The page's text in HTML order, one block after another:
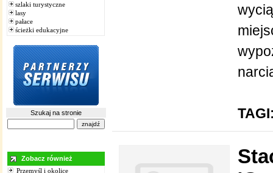
szlaki turystyczne
lasy
pałace
ścieżki edukacyjne
Szukaj na stronie
Zobacz również
Przemyśl i okolice